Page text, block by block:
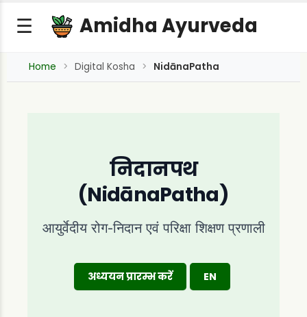
☰ Amidha Ayurveda
Home Digital Kosha NidānaPatha
निदानपथ
(NidānaPatha)
आयुर्वेदीय रोग-निदान एवं परिक्षा शिक्षण प्रणाली
अध्ययन प्रारम्भ करें EN